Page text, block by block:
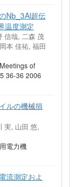
Nb_3Al超伝
温度測定
信哉, 二森 茂
本 佳祐, 福田
of
36-36 2006
ルの機械損
実, 山田 悠,
電力機
流測定およ